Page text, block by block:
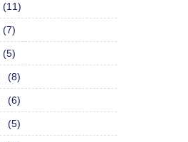
(11)
(7)
(5)
(8)
(6)
(5)